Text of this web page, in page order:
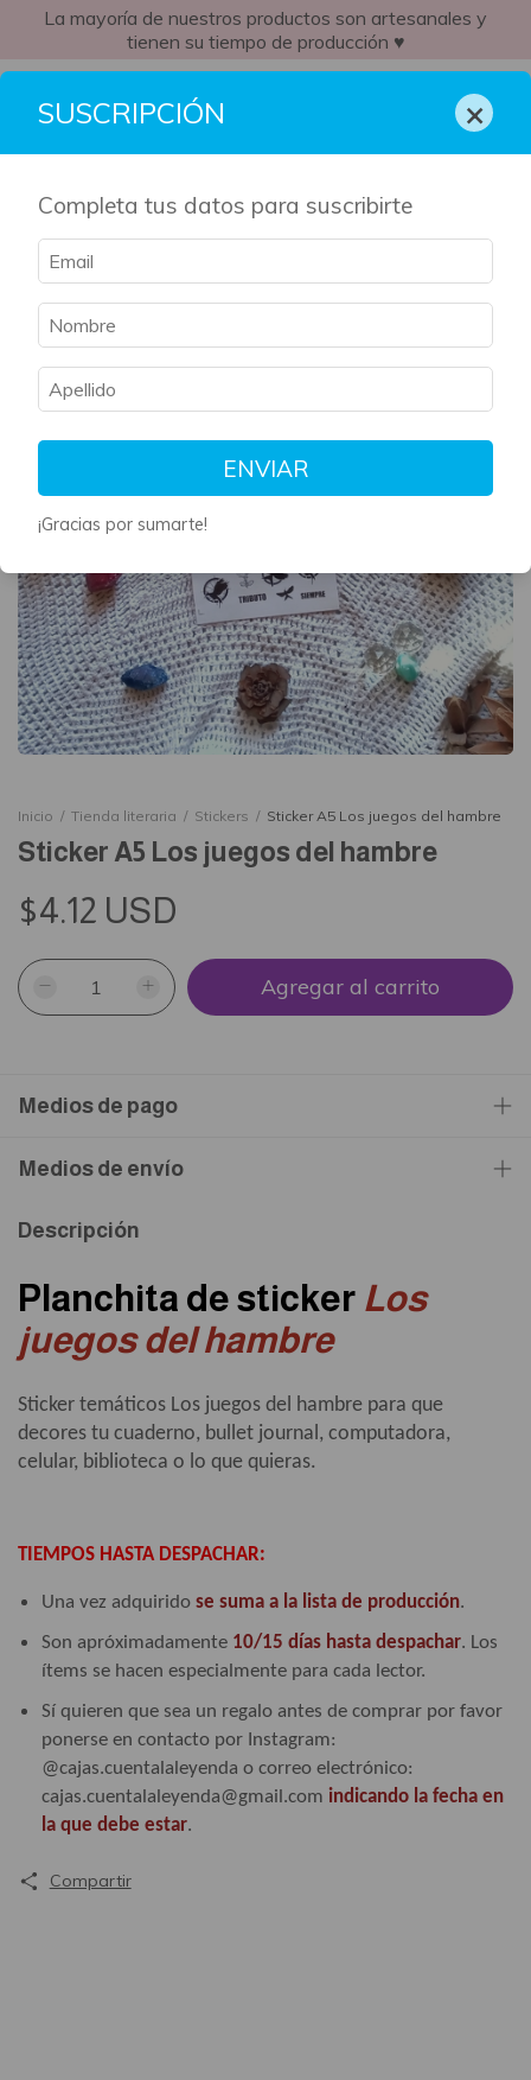
La mayoría de nuestros productos son artesanales y
tienen su tiempo de producción ♥
Inicio / Tienda literaria / Stickers / Sticker A5 Los juegos del hambre
Sticker A5 Los juegos del hambre
$4.12 USD
Medios de pago
Medios de envío
Descripción
Planchita de sticker Los
juegos del hambre
Sticker temáticos Los juegos del hambre para que
decores tu cuaderno, bullet journal, computadora,
celular, biblioteca o lo que quieras.
TIEMPOS HASTA DESPACHAR:
Una vez adquirido se suma a la lista de producción.
Son apróximadamente 10/15 días hasta despachar. Los
ítems se hacen especialmente para cada lector.
Sí quieren que sea un regalo antes de comprar por favor
ponerse en contacto por Instagram:
@cajas.cuentalaleyenda o correo electrónico:
cajas.cuentalaleyenda@gmail.com indicando la fecha en
la que debe estar.
Compartir
SUSCRIPCIÓN ×
Completa tus datos para suscribirte
ENVIAR
¡Gracias por sumarte!